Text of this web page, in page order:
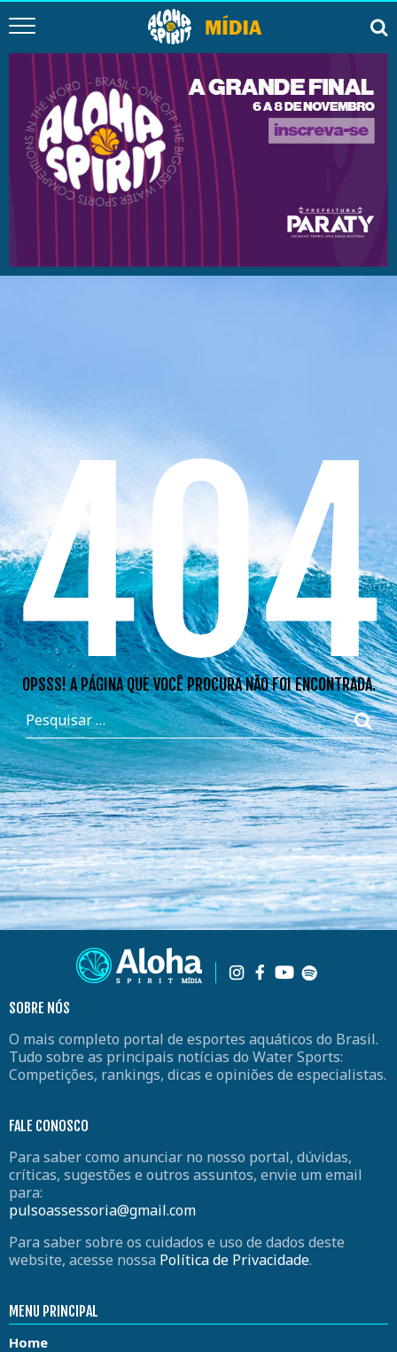
404
OPSSS! A PÁGINA QUE VOCÊ PROCURA NÃO FOI ENCONTRADA.
SOBRE NÓS
O mais completo portal de esportes aquáticos do Brasil.
Tudo sobre as principais notícias do Water Sports:
Competições, rankings, dicas e opiniões de especialistas.
FALE CONOSCO
Para saber como anunciar no nosso portal, dúvidas,
críticas, sugestões e outros assuntos, envie um email
para:
pulsoassessoria@gmail.com
Para saber sobre os cuidados e uso de dados deste
website, acesse nossa Política de Privacidade.
MENU PRINCIPAL
Home